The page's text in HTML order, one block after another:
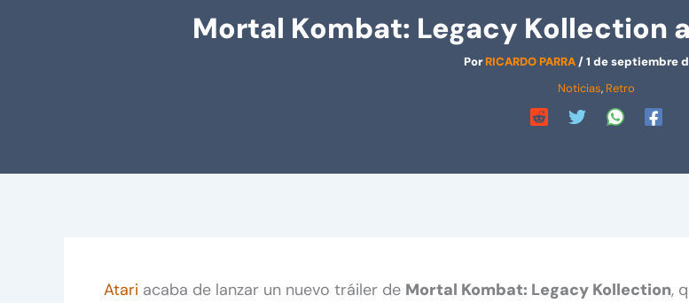
Mortal Kombat: Legacy Kollection
PorRICARDO PARRA/1 de septiembre
Noticias, Retro
Atari acaba de lanzar un nuevo tráiler de Mortal Kombat: Legacy Kollection,